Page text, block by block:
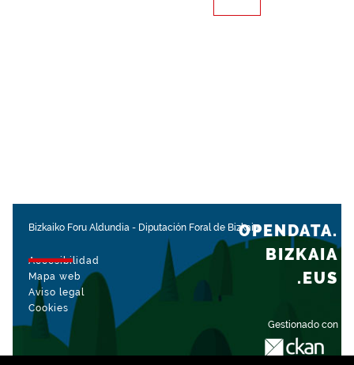
Bizkaiko Foru Aldundia - Diputación Foral de Bizkaia
Accesibilidad
Mapa web
Aviso legal
Cookies
Gestionado con
OPENDATA.
BIZKAIA
.EUS